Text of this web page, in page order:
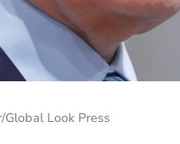
Look Press